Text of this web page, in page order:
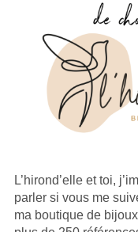
L’hirond’elle et toi,
parler si vous me
ma boutique de